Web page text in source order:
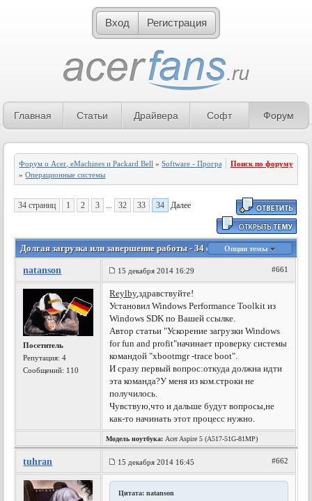
Вход Регистрация
Главная Статьи Драйвера Софт Форум
Форум о Acer, eMachines и Packard Bell »Software - Программное обеспечение
»Операционные системы
Поиск по форуму
34 страниц 1 2 3 ... 32 33 34 Далее
Долгая загрузка или завершение работы - 34 страницаОпции темы
natanson 15 декабря 2014 16:29 #661
Посетитель
Репутация:4
Сообщений: 110
Reylby,здравствуйте!
Установил Windows Performance Toolkit из
Windows SDK по Вашей ссылке.
Автор статьи "Ускорение загрузки Windows
for fun and profit"начинает проверку системы
командой "xbootmgr -trace boot".
И сразу первый вопрос:откуда должна идти
эта команда?У меня из ком.строки не
получилось.
Чувствую,что и дальше будут вопросы,не
как-то начинать этот процесс нужно.
Модель ноутбука: Acer Aspire 5 (A517-51G-81MP)
tuhran 15 декабря 2014 16:45 #662
Цитата: natanson